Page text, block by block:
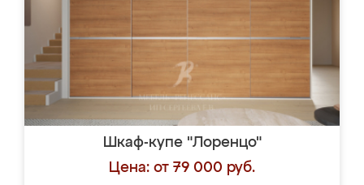
Шкаф-купе "Лоренцо"
Цена: от 79 000 руб.